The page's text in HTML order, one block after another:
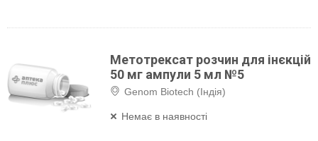
Метотрексат розчин для інєкцій
50 мг ампули 5 мл №5
Genom Biotech (Індія)
Немає в наявності